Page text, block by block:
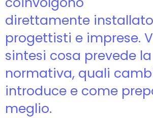
direttamente
progettisti e imprese.
sintesi cosa prevede la
normativa, quali
introduce e come
meglio.